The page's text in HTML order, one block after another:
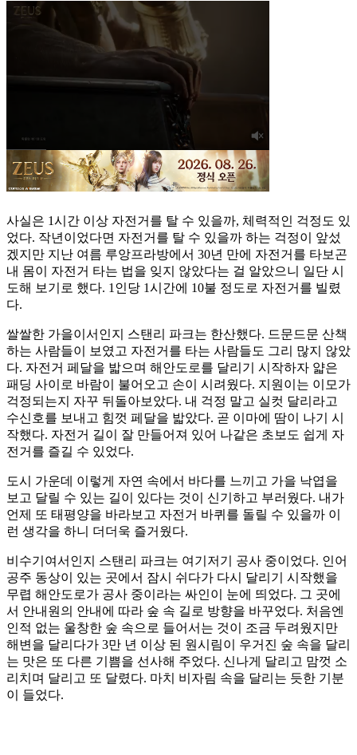
사실은 1시간 이상 자전거를 탈 수 있을까, 체력적인 걱정도 있
었다. 작년이었다면 자전거를 탈 수 있을까 하는 걱정이 앞섰
겠지만 지난 여름 루앙프라방에서 30년 만에 자전거를 타보곤
내 몸이 자전거 타는 법을 잊지 않았다는 걸 알았으니 일단 시
도해 보기로 했다. 1인당 1시간에 10불 정도로 자전거를 빌렸
다.
쌀쌀한 가을이서인지 스탠리 파크는 한산했다. 드문드문 산책
하는 사람들이 보였고 자전거를 타는 사람들도 그리 많지 않았
다. 자전거 페달을 밟으며 해안도로를 달리기 시작하자 얇은
패딩 사이로 바람이 불어오고 손이 시려웠다. 지원이는 이모가
걱정되는지 자꾸 뒤돌아보았다. 내 걱정 말고 실컷 달리라고
수신호를 보내고 힘껏 페달을 밟았다. 곧 이마에 땀이 나기 시
작했다. 자전거 길이 잘 만들어져 있어 나같은 초보도 쉽게 자
전거를 즐길 수 있었다.
도시 가운데 이렇게 자연 속에서 바다를 느끼고 가을 낙엽을
보고 달릴 수 있는 길이 있다는 것이 신기하고 부러웠다. 내가
언제 또 태평양을 바라보고 자전거 바퀴를 돌릴 수 있을까 이
런 생각을 하니 더더욱 즐거웠다.
비수기여서인지 스탠리 파크는 여기저기 공사 중이었다. 인어
공주 동상이 있는 곳에서 잠시 쉬다가 다시 달리기 시작했을
무렵 해안도로가 공사 중이라는 싸인이 눈에 띄었다. 그 곳에
서 안내원의 안내에 따라 숲 속 길로 방향을 바꾸었다. 처음엔
인적 없는 울창한 숲 속으로 들어서는 것이 조금 두려웠지만
해변을 달리다가 3만 년 이상 된 원시림이 우거진 숲 속을 달리
는 맛은 또 다른 기쁨을 선사해 주었다. 신나게 달리고 맘껏 소
리치며 달리고 또 달렸다. 마치 비자림 속을 달리는 듯한 기분
이 들었다.